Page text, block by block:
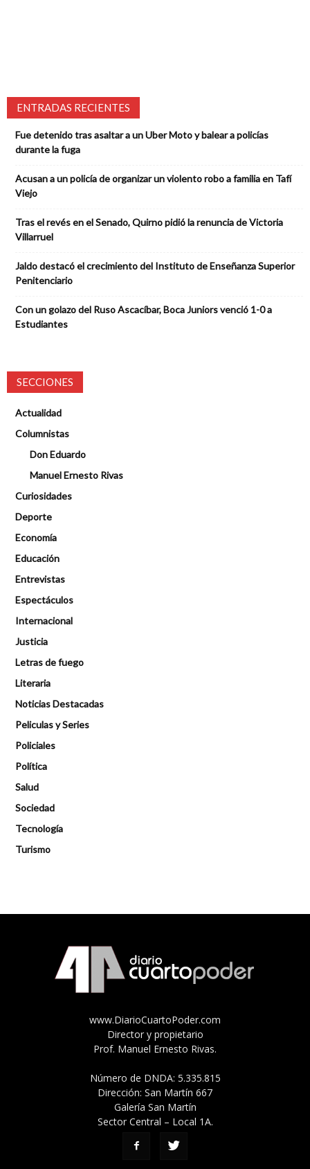
ENTRADAS RECIENTES
Fue detenido tras asaltar a un Uber Moto y balear a policías
durante la fuga
Acusan a un policía de organizar un violento robo a familia en Tafí
Viejo
Tras el revés en el Senado, Quirno pidió la renuncia de Victoria
Villarruel
Jaldo destacó el crecimiento del Instituto de Enseñanza Superior
Penitenciario
Con un golazo del Ruso Ascacíbar, Boca Juniors venció 1-0 a
Estudiantes
SECCIONES
Actualidad
Columnistas
Don Eduardo
Manuel Ernesto Rivas
Curiosidades
Deporte
Economía
Educación
Entrevistas
Espectáculos
Internacional
Justicia
Letras de fuego
Literaria
Noticias Destacadas
Peliculas y Series
Policiales
Política
Salud
Sociedad
Tecnología
Turismo
www.DiarioCuartoPoder.com
Director y propietario
Prof. Manuel Ernesto Rivas.
Número de DNDA: 5.335.815
Dirección: San Martín 667
Galería San Martín
Sector Central – Local 1A.